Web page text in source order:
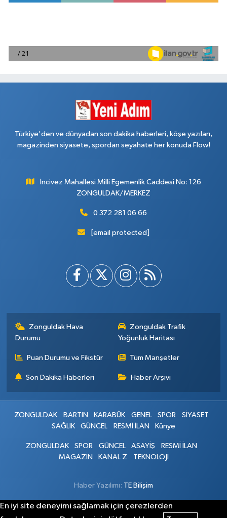
Türkiye'den ve dünyadan son dakika haberleri, köşe yazıları,
magazinden siyasete, spordan seyahate her konuda Flow!
İncivez Mahallesi Milli Egemenlik Caddesi No: 126
ZONGULDAK/MERKEZ
0 372 281 06 66
[email protected]
Zonguldak Hava
Durumu
Zonguldak Trafik
Yoğunluk Haritası
Puan Durumu ve Fikstür Tüm Manşetler
Son Dakika Haberleri Haber Arşivi
ZONGULDAK BARTIN KARABÜK GENEL SPOR
SİYASET
SAĞLIK
GÜNCEL RESMİ İLAN Künye
ZONGULDAK SPOR GÜNCEL ASAYİŞ
RESMİ İLAN
MAGAZİN
KANAL Z TEKNOLOJİ
Haber Yazılımı: TE Bilişim
En iyi site deneyimi sağlamak için çerezlerden